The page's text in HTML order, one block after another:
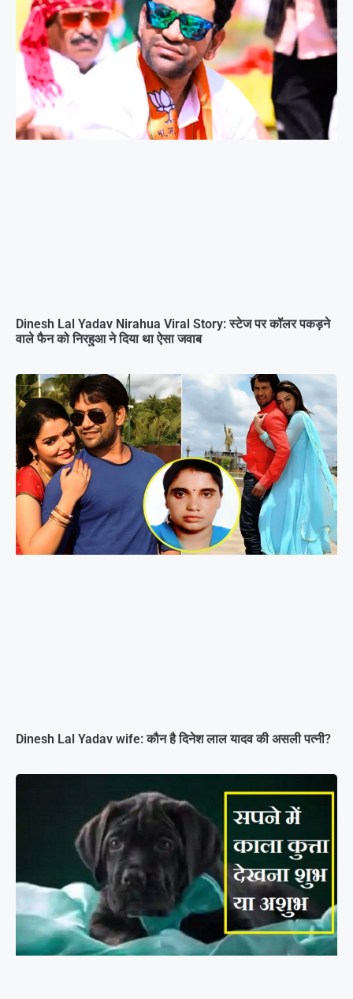
Dinesh Lal Yadav Nirahua Viral Story: स्टेज पर कॉलर पकड़ने
वाले फैन को निरहुआ ने दिया था ऐसा जवाब
Dinesh Lal Yadav wife: कौन है दिनेश लाल यादव की असली पत्नी?